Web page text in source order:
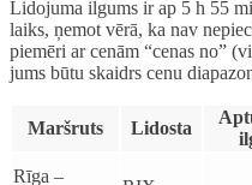
Lidojuma ilgums ir ap 5 h 55
laiks, ņemot vērā, ka nav
piemēri ar cenām “cenas no”
jums būtu skaidrs cenu
Maršruts Lidosta
Rīga –